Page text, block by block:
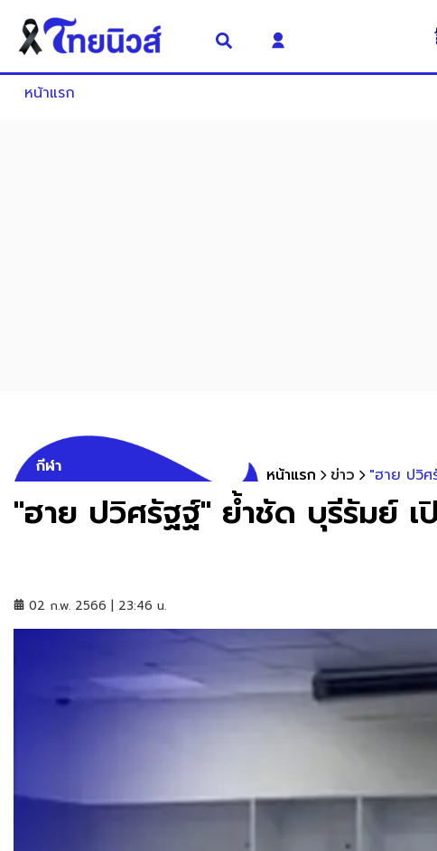
หน้าแรก
กีฬา หน้าแรก ข่าว "ฮาย ปวิ
"ฮาย ปวิศรัฐฐ์" ย้ำชัด บุรีรัมย์
02 ก.พ. 2566 | 23:46 น.